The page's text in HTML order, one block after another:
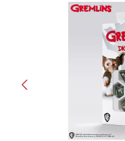
Bildergalerie überspringen